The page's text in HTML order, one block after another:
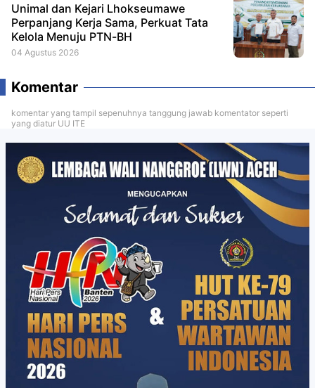
Unimal dan Kejari Lhokseumawe
Perpanjang Kerja Sama, Perkuat Tata
Kelola Menuju PTN-BH
04 Agustus 2026
Komentar
komentar yang tampil sepenuhnya tanggung jawab komentator seperti
yang diatur UU ITE